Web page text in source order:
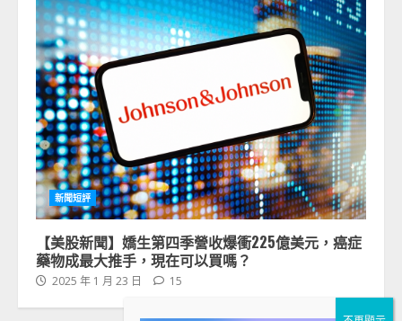
新聞短評
【美股新聞】嬌生第四季營收爆衝225億美元，癌症
藥物成最大推手，現在可以買嗎？
2025 年 1 月 23 日 15